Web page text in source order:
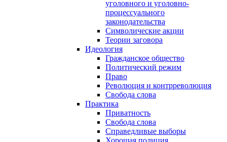
уголовного и уголовно-
процессуального
законодательства
Символические акции
Теории заговора
Идеология
Гражданское общество
Политический режим
Право
Революция и контрреволюция
Свобода слова
Практика
Приватность
Свобода слова
Справедливые выборы
Хорошая полиция